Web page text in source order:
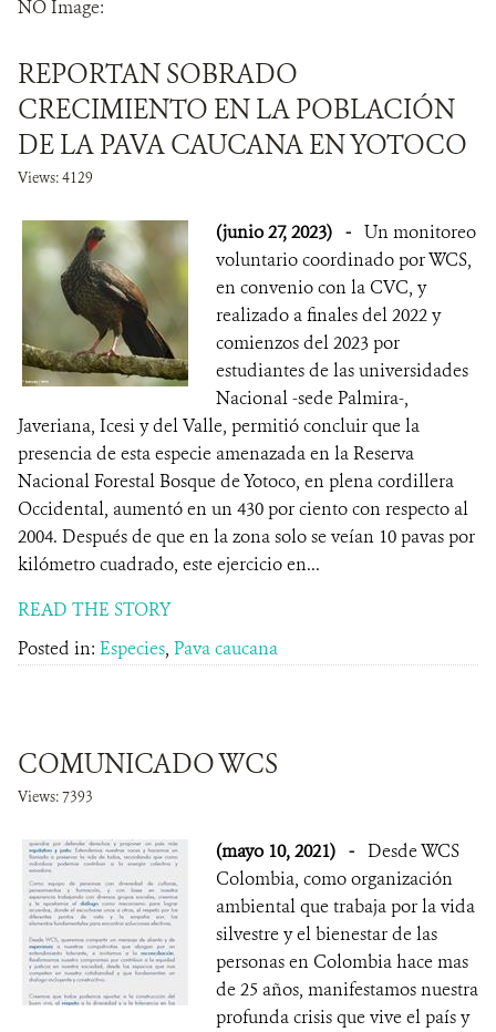
WCS VISUAL
PUBLICACIONES
COBERTURA EN MEDIOS DE COMUNICACIÓN
MECANISMO DE ATENCIÓN DE QUEJAS Y RECLAMOS
NO Image:
REPORTAN SOBRADO
CRECIMIENTO EN LA POBLACIÓN
DE LA PAVA CAUCANA EN YOTOCO
Views: 4129
(junio 27, 2023) - Un monitoreo
voluntario coordinado por WCS,
en convenio con la CVC, y
realizado a finales del 2022 y
comienzos del 2023 por
estudiantes de las universidades
Nacional -sede Palmira-,
Javeriana, Icesi y del Valle, permitió concluir que la
presencia de esta especie amenazada en la Reserva
Nacional Forestal Bosque de Yotoco, en plena cordillera
Occidental, aumentó en un 430 por ciento con respecto al
2004. Después de que en la zona solo se veían 10 pavas por
kilómetro cuadrado, este ejercicio en...
READ THE STORY
Posted in: Especies, Pava caucana
COMUNICADO WCS
Views: 7393
(mayo 10, 2021) - Desde WCS
Colombia, como organización
ambiental que trabaja por la vida
silvestre y el bienestar de las
personas en Colombia hace mas
de 25 años, manifestamos nuestra
profunda crisis que vive el país y